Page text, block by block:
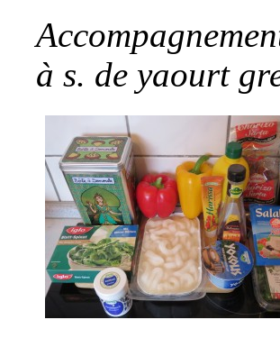
à s. de yaourt